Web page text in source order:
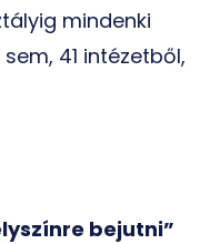
mindenki
41 intézetből,
bejutni”